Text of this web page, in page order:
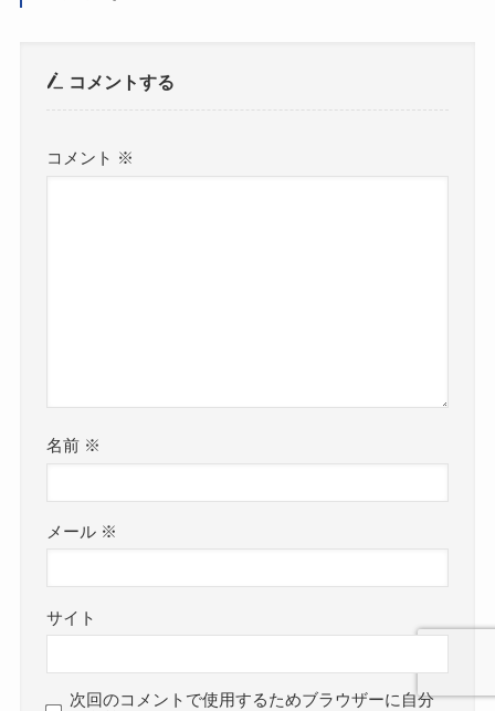
コメントする
コメント ※
名前 ※
メール ※
サイト
次回のコメントで使用するためブラウザーに自分